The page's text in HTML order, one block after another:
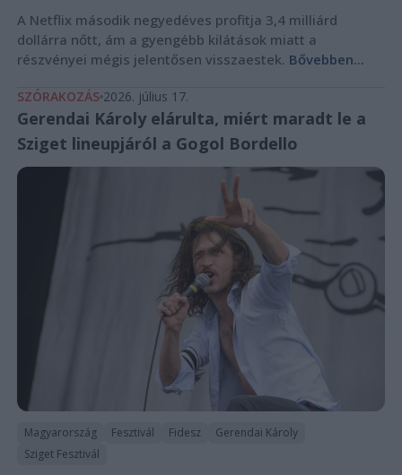
A Netflix második negyedéves profitja 3,4 milliárd
dollárra nőtt, ám a gyengébb kilátások miatt a
részvényei mégis jelentősen visszaestek. Bővebben...
SZÓRAKOZÁS 2026. július 17.
Gerendai Károly elárulta, miért maradt le a
Sziget lineupjáról a Gogol Bordello
Magyarország Fesztivál Fidesz
Gerendai Károly
Sziget Fesztivál